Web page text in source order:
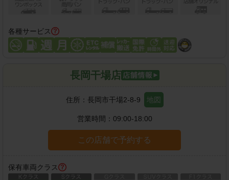
各種サービス
長岡干場店
住所： 長岡市干場2-8-9 地図
営業時間： 09:00-18:00
この店舗で予約する
保有車両クラス